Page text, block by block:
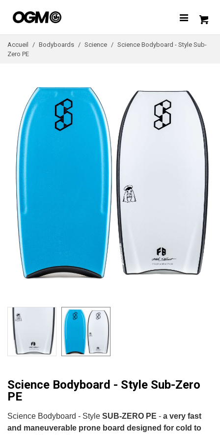
Accueil / Bodyboards / Science / Science Bodyboard - Style Sub-
Zero PE
Science Bodyboard - Style Sub-Zero
PE
Science Bodyboard - Style SUB-ZERO PE - a very fast
and maneuverable prone board designed for cold to